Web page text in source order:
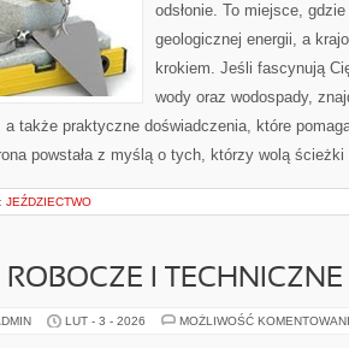
odsłonie. To miejsce,
geologicznej energii, a
krokiem. Jeśli fascynują
wody oraz wodospady,
a także praktyczne doświadczenia, które
powstała z myślą o tych, którzy wolą
JEŹDZIECTWO
ROBOCZE I TECHNICZNE
LUT - 3 - 2026 MOŻLIWOŚĆ